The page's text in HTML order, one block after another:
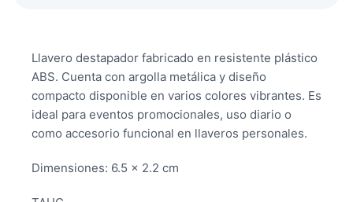
Llavero destapador fabricado en resistente plástico
ABS. Cuenta con argolla metálica y diseño
compacto disponible en varios colores vibrantes. Es
ideal para eventos promocionales, uso diario o
como accesorio funcional en llaveros personales.
Dimensiones: 6.5 × 2.2 cm